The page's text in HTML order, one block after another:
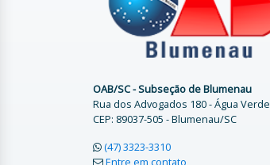
OAB/SC - Subseção de Blumenau
Rua dos Advogados 180 - Água Verde
CEP: 89037-505 - Blumenau/SC
(47) 3323-3310
Entre em contato